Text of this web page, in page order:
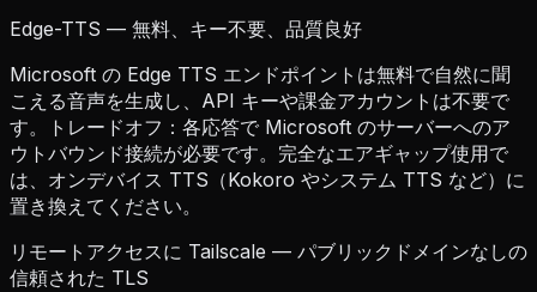
Edge-TTS — 無料、キー不要、品質良好
Microsoft の Edge TTS エンドポイントは無料で自然に聞
こえる音声を生成し、API キーや課金アカウントは不要で
す。トレードオフ：各応答で Microsoft のサーバーへのア
ウトバウンド接続が必要です。完全なエアギャップ使用で
は、オンデバイス TTS（Kokoro やシステム TTS など）に
置き換えてください。
リモートアクセスに Tailscale — パブリックドメインなしの
信頼された TLS